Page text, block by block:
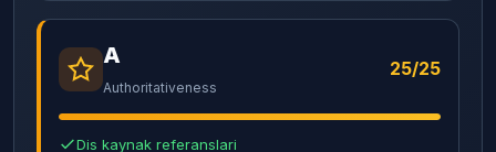
A
Authoritativeness
25/25
Dis kaynak referanslari